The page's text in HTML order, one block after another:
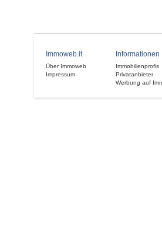
Immoweb.it
Über Immoweb
Impressum
Informationen
Immobilienprofis
Privatanbieter
Werbung auf